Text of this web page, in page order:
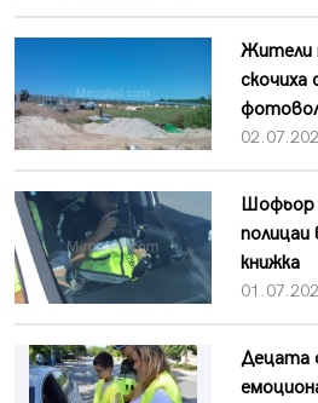
Жители
Шофьор
книжка
Децата